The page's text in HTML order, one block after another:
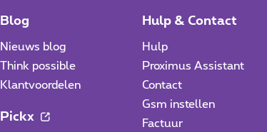
Blog
Nieuws blog
Think possible
Klantvoordelen
Pickx
Hulp & Contact
Hulp
Proximus Assistant
Contact
Gsm instellen
Factuur